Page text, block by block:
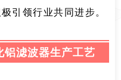
引领行业共同进步。
铝滤波器生产工艺